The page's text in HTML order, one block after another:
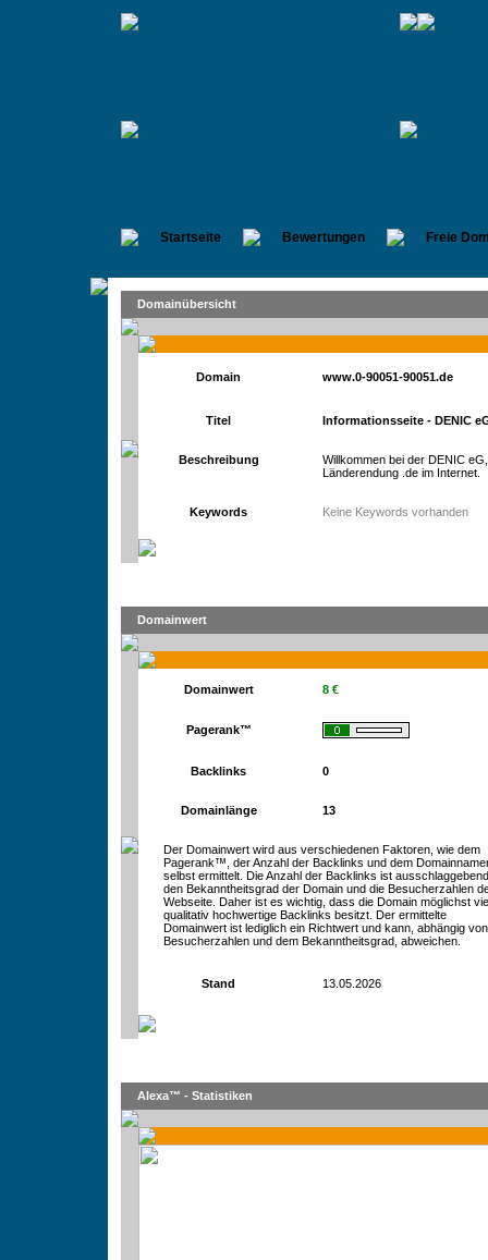
Startseite Bewertungen Freie
Domainübersicht
Domain www.0-90051-90051.de
Titel Informationsseite - DENIC
Beschreibung
Willkommen bei der DENIC
Länderendung .de im Internet.
Keywords Keine Keywords vorhanden
Domainwert
Domainwert 8 €
Pagerank™
Backlinks 0
Domainlänge 13
Der Domainwert wird aus verschiedenen Faktoren, wie dem
Pagerank™, der Anzahl der Backlinks und dem
selbst ermittelt. Die Anzahl der Backlinks ist
den Bekanntheitsgrad der Domain und die Besucherzahlen
Webseite. Daher ist es wichtig, dass die Domain möglichst
qualitativ hochwertige Backlinks besitzt. Der ermittelte
Domainwert ist lediglich ein Richtwert und kann, abhängig
Besucherzahlen und dem Bekanntheitsgrad, abweichen.
Stand 13.05.2026
Alexa™ - Statistiken